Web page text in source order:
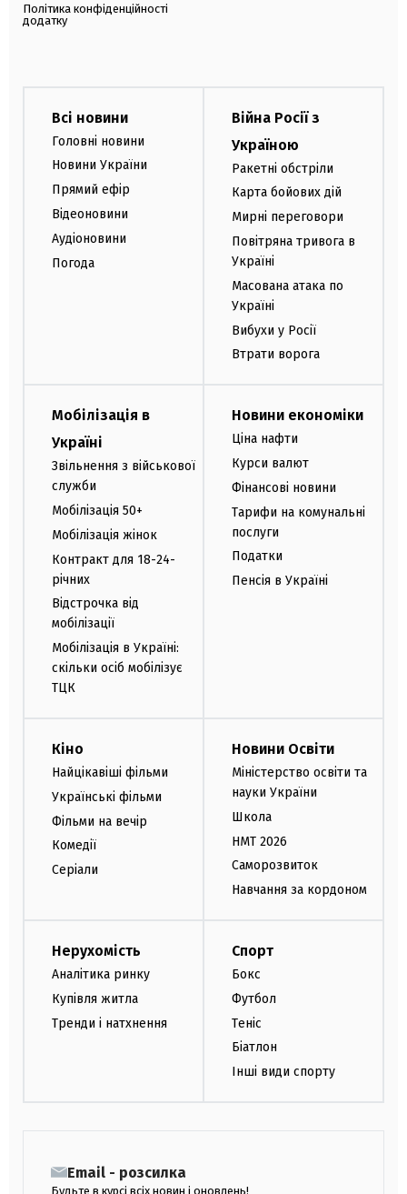
Політика конфіденційності
додатку
Всі новини
Головні новини
Новини України
Прямий ефір
Відеоновини
Аудіоновини
Погода
Війна Росії з
Україною
Ракетні обстріли
Карта бойових дій
Мирні переговори
Повітряна тривога в
Україні
Масована атака по
Україні
Вибухи у Росії
Втрати ворога
Мобілізація в
Україні
Звільнення з військової
служби
Мобілізація 50+
Мобілізація жінок
Контракт для 18-24-
річних
Відстрочка від
мобілізації
Мобілізація в Україні:
скільки осіб мобілізує
ТЦК
Новини економіки
Ціна нафти
Курси валют
Фінансові новини
Тарифи на комунальні
послуги
Податки
Пенсія в Україні
Кіно
Найцікавіші фільми
Українські фільми
Фільми на вечір
Комедії
Серіали
Новини Освіти
Міністерство освіти та
науки України
Школа
НМТ 2026
Саморозвиток
Навчання за кордоном
Нерухомість
Аналітика ринку
Купівля житла
Тренди і натхнення
Спорт
Бокс
Футбол
Теніс
Біатлон
Інші види спорту
Email - розсилка
Будьте в курсі всіх новин і оновлень!